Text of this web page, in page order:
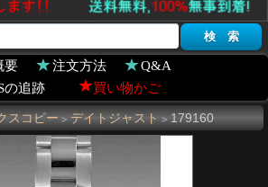
要 注文方法
Q&A
の追跡 買い物かご
スコピー > デイトジャスト > 179160